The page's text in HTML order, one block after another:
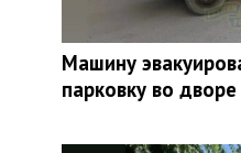
Машину
парковку во